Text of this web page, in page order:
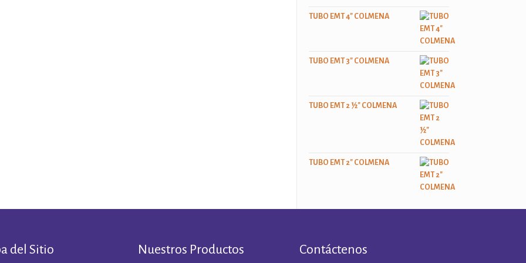
TUBO EMT 4" COLMENA
TUBO EMT 3" COLMENA
TUBO EMT 2 ½" COLMENA
TUBO EMT 2" COLMENA
del Sitio Nuestros Productos Contáctenos